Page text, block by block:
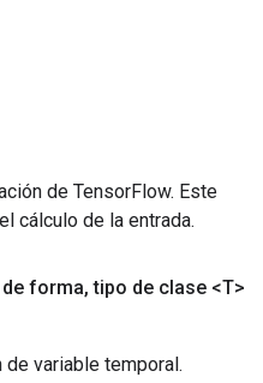
de TensorFlow. Este
cálculo de la entrada.
de forma, tipo de clase <T>
de variable temporal.